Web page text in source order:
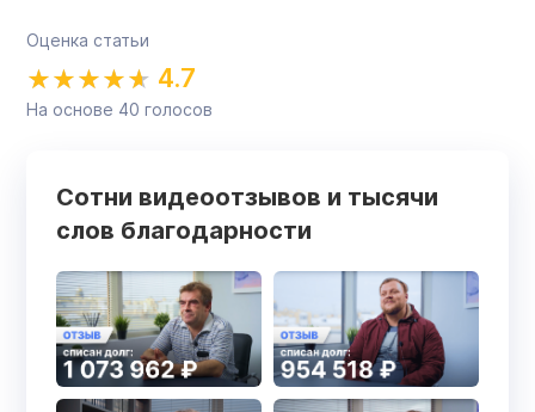
Оценка статьи
4.7
На основе 40 голосов
Сотни видеоотзывов и тысячи
слов благодарности